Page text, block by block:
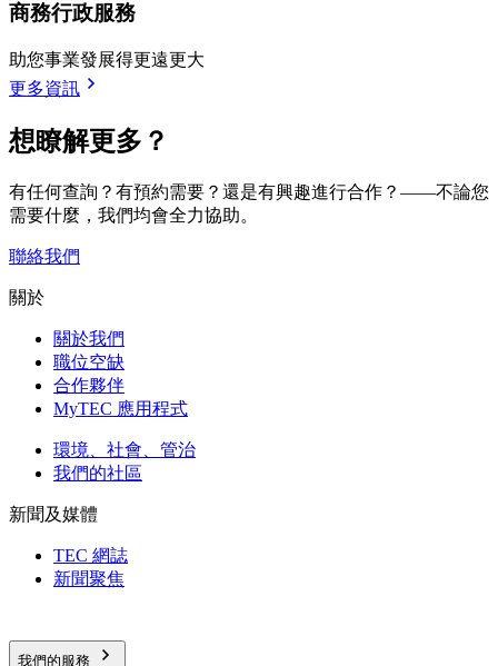
商務行政服務
助您事業發展得更遠更大
更多資訊
想瞭解更多？
有任何查詢？有預約需要？還是有興趣進行合作？——不論您
需要什麼，我們均會全力協助。
聯絡我們
關於
關於我們
職位空缺
合作夥伴
MyTEC 應用程式
環境、社會、管治
我們的社區
新聞及媒體
TEC 網誌
新聞聚焦
我們的服務